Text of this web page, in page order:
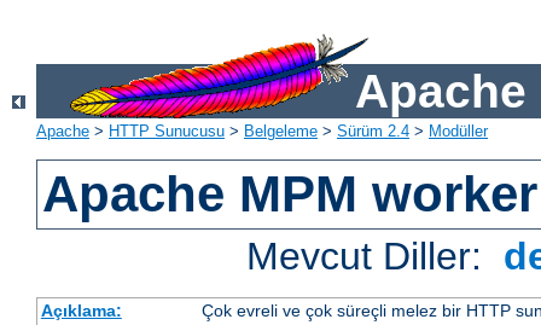
Apache
Apache > HTTP Sunucusu > Belgeleme > Sürüm 2.4 > Modüller
Apache MPM worker
Mevcut Diller:
Açıklama:
Çok evreli ve çok süreçli melez bir HTTP